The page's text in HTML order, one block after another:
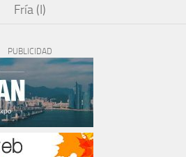
Fría (I)
PUBLICIDAD